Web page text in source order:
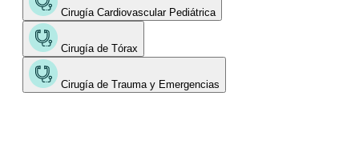
Cirugía Cardiovascular Pediátrica
Cirugía de Tórax
Cirugía de Trauma y Emergencias